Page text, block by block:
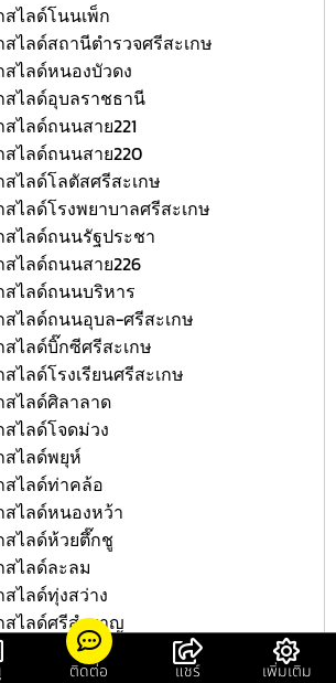
สไลด์โนนเพ็ก
ไลด์สถานีตำรวจศรีสะเกษ
สไลด์หนองบัวดง
สไลด์อุบลราชธานี
ไลด์ถนนสาย221
สไลด์ถนนสาย220
ไลด์โลตัสศรีสะเกษ
ไลด์โรงพยาบาลศรีสะเกษ
สไลด์ถนนรัฐประชา
สไลด์ถนนสาย226
สไลด์ถนนบริหาร
สไลด์ถนนอุบล-ศรีสะเกษ
สไลด์บิ๊กซีศรีสะเกษ
ไลด์โรงเรียนศรีสะเกษ
สไลด์ศิลาลาด
ไลด์โจดม่วง
สไลด์พยุห์
สไลด์ท่าคล้อ
สไลด์หนองหว้า
สไลด์ห้วยตึ๊กชู
สไลด์ละลม
ไลด์ทุ่งสว่าง
สไลด์ศรีสำราญ
สไลด์ดวนใหญ่
สไลด์บุสูงติดต่อ แชร์ เพิ่มเติม